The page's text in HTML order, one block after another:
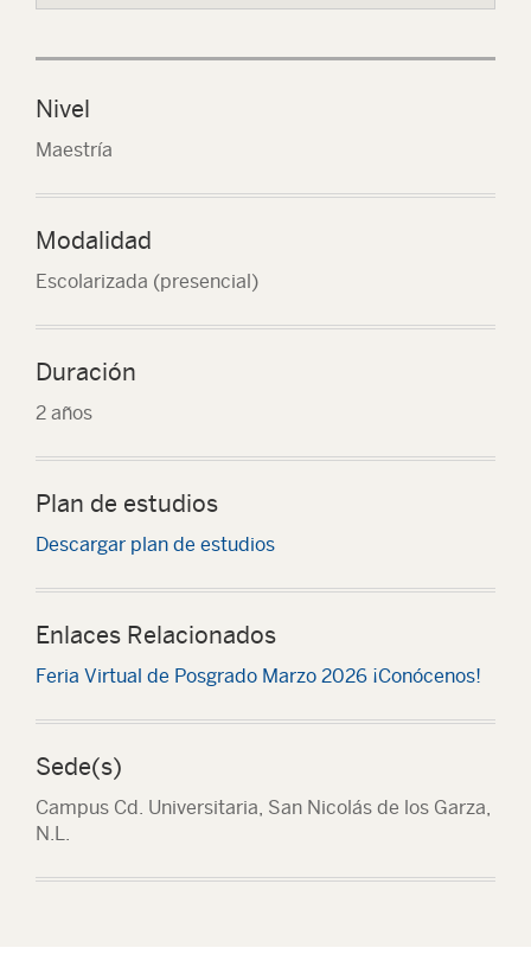
Nivel
Maestría
Modalidad
Escolarizada (presencial)
Duración
2 años
Plan de estudios
Descargar plan de estudios
Enlaces Relacionados
Feria Virtual de Posgrado Marzo 2026 ¡Conócenos!
Sede(s)
Campus Cd. Universitaria, San Nicolás de los Garza,
N.L.